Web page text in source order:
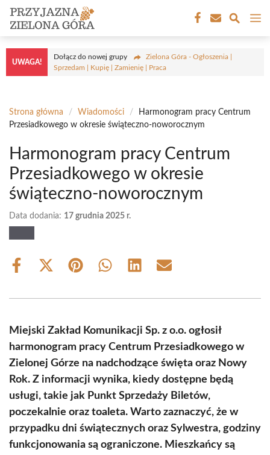
Przejdź
treści
UWAGA!
Dołącz do nowej grupy
Zielona Góra - Ogłoszenia |
Sprzedam | Kupię | Zamienię | Praca
Strona główna / Wiadomości /
Harmonogram pracy Centrum
Przesiadkowego w okresie świąteczno-noworocznym
Harmonogram pracy Centrum
Przesiadkowego w okresie
świąteczno-noworocznym
Data dodania: 17 grudnia 2025 r.
Share
Share
(Twitter)
Share Share Share Share
Miejski Zakład Komunikacji Sp. z o.o. ogłosił
harmonogram pracy Centrum Przesiadkowego w
Zielonej Górze na nadchodzące święta oraz Nowy
Rok. Z informacji wynika, kiedy dostępne będą
usługi, takie jak Punkt Sprzedaży Biletów,
poczekalnie oraz toaleta. Warto zaznaczyć, że w
przypadku dni świątecznych oraz Sylwestra, godziny
funkcjonowania są ograniczone. Mieszkańcy są